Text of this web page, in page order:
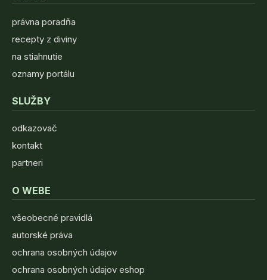
právna poradňa
recepty z diviny
na stiahnutie
oznamy portálu
SLUŽBY
odkazovač
kontakt
partneri
O WEBE
všeobecné pravidlá
autorské práva
ochrana osobných údajov
ochrana osobných údajov eshop